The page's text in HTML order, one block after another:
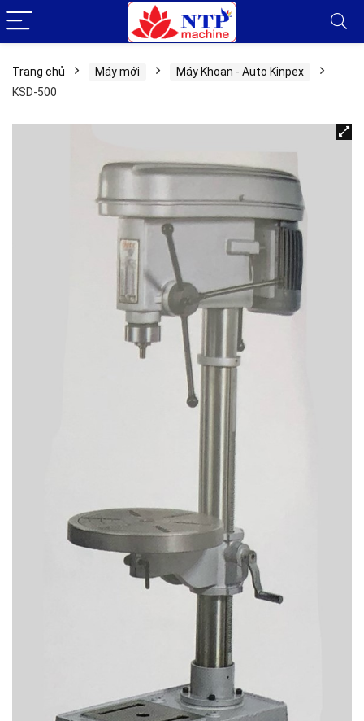
Trang chủ Máy mới
Máy Khoan - Auto Kinpex
KSD-500